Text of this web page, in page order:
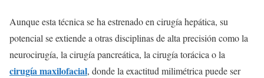
Aunque esta técnica se ha estrenado en cirugía hepática, su
potencial se extiende a otras disciplinas de alta precisión como la
neurocirugía, la cirugía pancreática, la cirugía torácica o la
cirugía maxilofacial, donde la exactitud milimétrica puede ser